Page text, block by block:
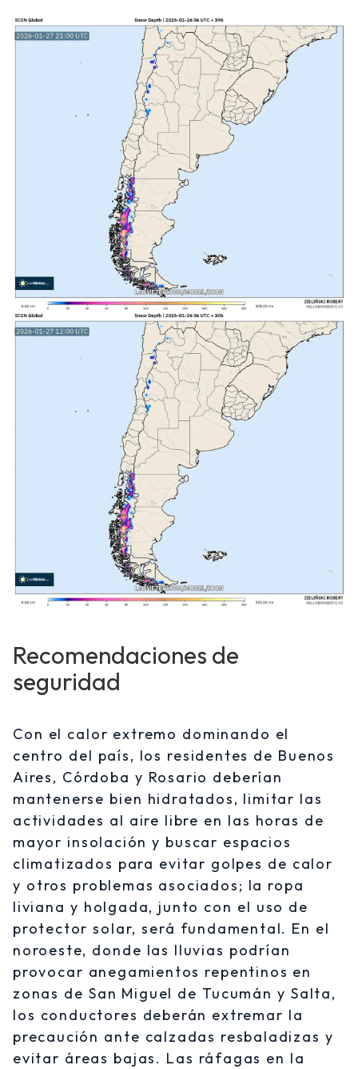
Recomendaciones de
seguridad
Con el calor extremo dominando el
centro del país, los residentes de Buenos
Aires, Córdoba y Rosario deberían
mantenerse bien hidratados, limitar las
actividades al aire libre en las horas de
mayor insolación y buscar espacios
climatizados para evitar golpes de calor
y otros problemas asociados; la ropa
liviana y holgada, junto con el uso de
protector solar, será fundamental. En el
noroeste, donde las lluvias podrían
provocar anegamientos repentinos en
zonas de San Miguel de Tucumán y Salta,
los conductores deberán extremar la
precaución ante calzadas resbaladizas y
evitar áreas bajas. Las ráfagas en la